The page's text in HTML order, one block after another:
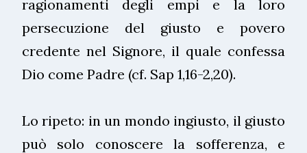
ragionamenti degli empi e la loro
persecuzione del giusto e povero
credente nel Signore, il quale confessa
Dio come Padre (cf. Sap 1,16-2,20).
Lo ripeto: in un mondo ingiusto, il giusto
può solo conoscere la sofferenza, e